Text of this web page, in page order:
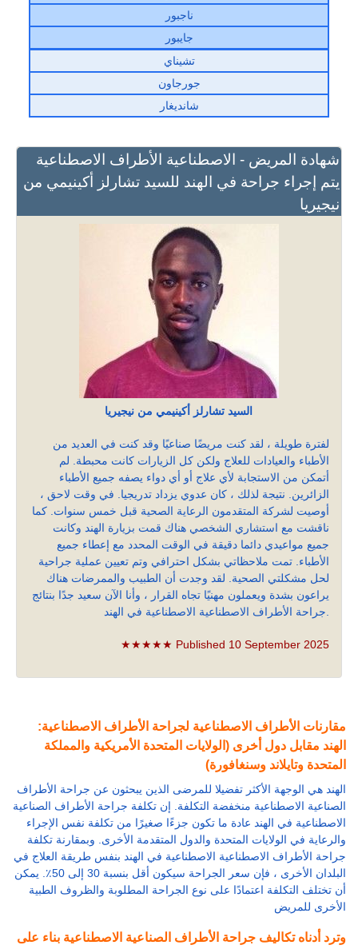
ناجبور
جايبور
تشيناي
جورجاون
شانديغار
شهادة المريض - الاصطناعية الأطراف الاصطناعية
يتم إجراء جراحة في الهند للسيد تشارلز أكينيمي من
نيجيريا
السيد تشارلز أكينيمي من نيجيريا
لفترة طويلة ، لقد كنت مريضًا صناعيًا وقد كنت في العديد من
الأطباء والعيادات للعلاج ولكن كل الزيارات كانت محبطة. لم
أتمكن من الاستجابة لأي علاج أو أي دواء يصفه جميع الأطباء
الزائرين. نتيجة لذلك ، كان عدوي يزداد تدريجيا. في وقت لاحق ،
أوصيت لشركة المتقدمون الرعاية الصحية قبل خمس سنوات. كما
ناقشت مع استشاري الشخصي هناك قمت بزيارة الهند وكانت
جميع مواعيدي دائما دقيقة في الوقت المحدد مع إعطاء جميع
الأطباء. تمت ملاحظاتي بشكل احترافي وتم تعيين عملية جراحية
لحل مشكلتي الصحية. لقد وجدت أن الطبيب والممرضات هناك
يراعون بشدة ويعملون مهنيًا تجاه القرار ، وأنا الآن سعيد جدًا بنتائج
★★★★★ Published 10 September 2025
مقارنات الأطراف الاصطناعية لجراحة الأطراف الاصطناعية:
الهند مقابل دول أخرى (الولايات المتحدة الأمريكية والمملكة
المتحدة وتايلاند وسنغافورة)
الهند هي الوجهة الأكثر تفضيلا للمرضى الذين يبحثون عن جراحة الأطراف
الصناعية الاصطناعية منخفضة التكلفة. إن تكلفة جراحة الأطراف الصناعية
الاصطناعية في الهند عادة ما تكون جزءًا صغيرًا من تكلفة نفس الإجراء
والرعاية في الولايات المتحدة والدول المتقدمة الأخرى. وبمقارنة تكلفة
جراحة الأطراف الاصطناعية الاصطناعية في الهند بنفس طريقة العلاج في
البلدان الأخرى ، فإن سعر الجراحة سيكون أقل بنسبة 30 إلى 50٪. يمكن
أن تختلف التكلفة اعتمادًا على نوع الجراحة المطلوبة والظروف الطبية
الأخرى للمريض
وترد أدناه تكاليف جراحة الأطراف الصناعية الاصطناعية بناء على